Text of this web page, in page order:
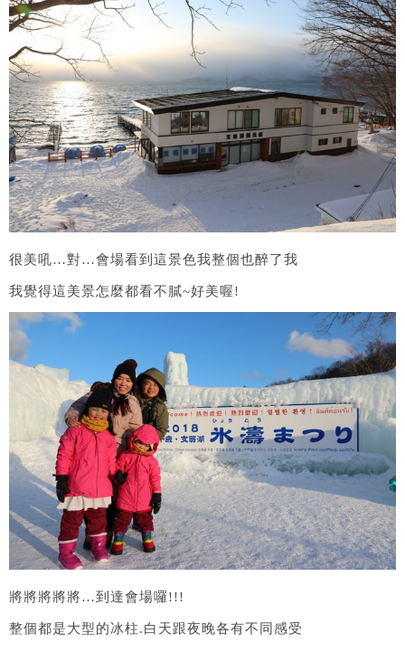
很美吼…對…會場看到這景色我整個也醉了我
我覺得這美景怎麼都看不膩~好美喔!
將將將將將…到達會場囉!!!
整個都是大型的冰柱.白天跟夜晚各有不同感受